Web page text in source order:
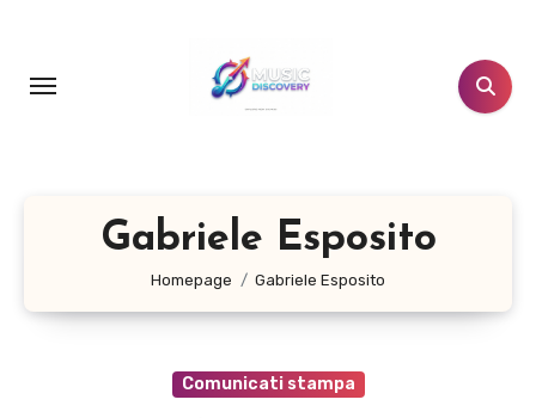
contenuto
Gabriele Esposito
Homepage Gabriele Esposito
Comunicati stampa